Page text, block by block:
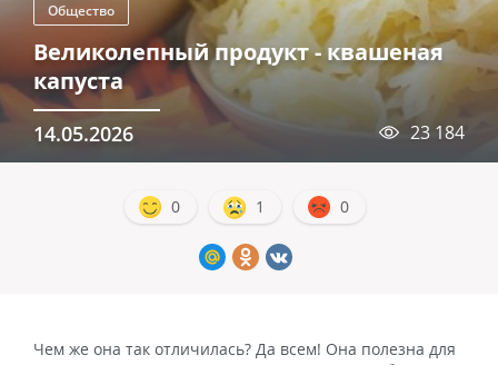
Общество
Великолепный продукт - квашеная
капуста
14.05.2026 23 184
0 1 0
Чем же она так отличилась? Да всем! Она полезна для